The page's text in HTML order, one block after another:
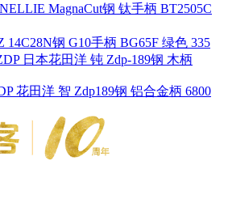
MagnaCut钢 钛手柄 BT2505C
14C28N钢 G10手柄 BG65F 绿色 335
日本花田洋 钝 Zdp-189钢 木柄
花田洋 智 Zdp189钢 铝合金柄 6800